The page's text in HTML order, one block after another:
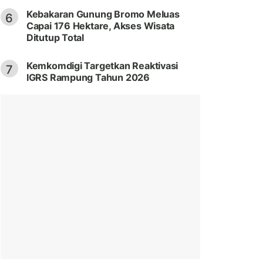
6
Kebakaran Gunung Bromo Meluas
Capai 176 Hektare, Akses Wisata
Ditutup Total
7
Kemkomdigi Targetkan Reaktivasi
IGRS Rampung Tahun 2026